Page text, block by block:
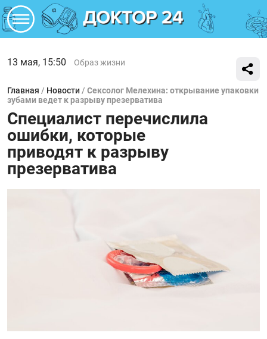
13 мая, 15:50 Образ жизни
Главная / Новости / Сексолог Мелехина: открывание упаковки
зубами ведет к разрыву презерватива
Специалист перечислила
ошибки, которые
приводят к разрыву
презерватива